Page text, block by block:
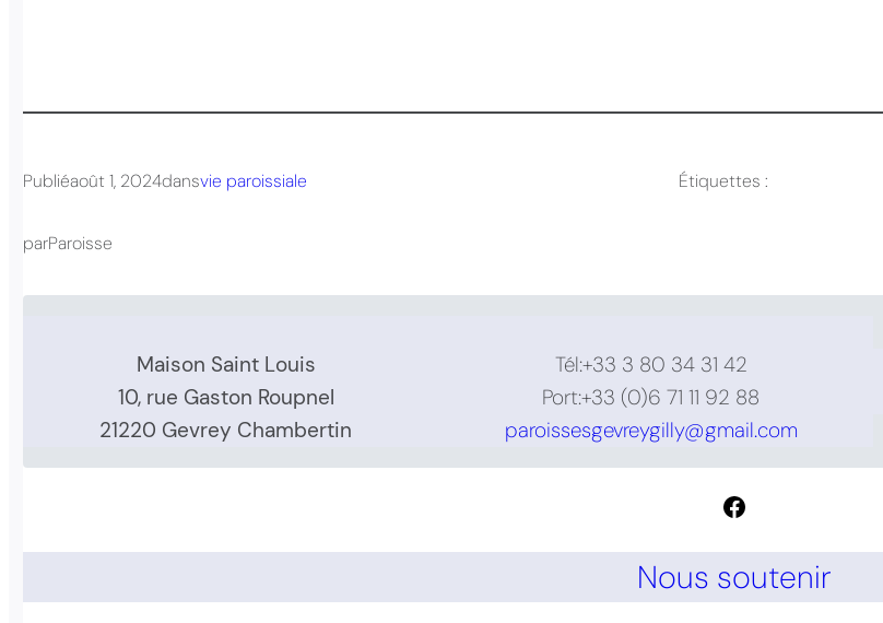
Publiéaoût 1, 2024dansvie paroissiale
parParoisse
Étiquettes :
Maison Saint Louis
10, rue Gaston Roupnel
21220 Gevrey Chambertin
Tél:+33 3 80 34 31 42
Port:+33 (0)6 71 11 92 88
paroissesgevreygilly@gmail.com
Nous soutenir